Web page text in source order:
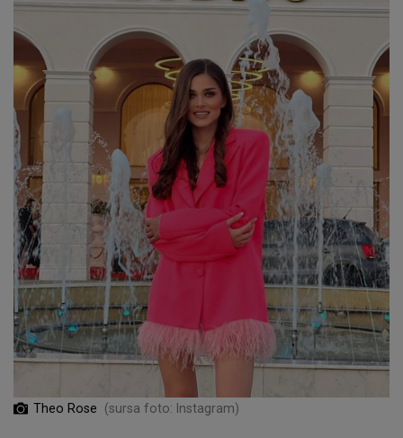
Theo Rose (sursa foto: Instagram)